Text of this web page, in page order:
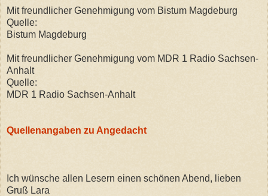
Mit freundlicher Genehmigung vom Bistum Magdeburg
Quelle:
Bistum Magdeburg
Mit freundlicher Genehmigung vom MDR 1 Radio Sachsen-
Anhalt
Quelle:
MDR 1 Radio Sachsen-Anhalt
Quellenangaben zu Angedacht
Ich wünsche allen Lesern einen schönen Abend, lieben
Gruß Lara